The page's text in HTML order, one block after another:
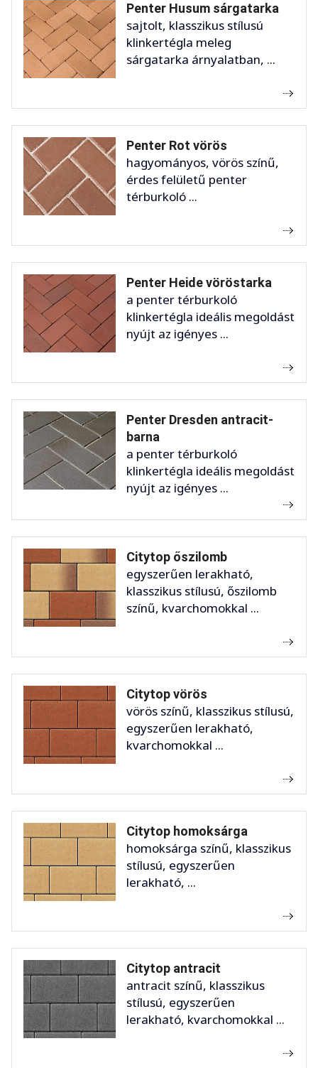
Penter Husum sárgatarka
sajtolt, klasszikus stílusú
klinkertégla meleg
sárgatarka árnyalatban, ...
Penter Rot vörös
hagyományos, vörös színű,
érdes felületű penter
térburkoló ...
Penter Heide vöröstarka
a penter térburkoló
klinkertégla ideális megoldást
nyújt az igényes ...
Penter Dresden antracit-
barna
a penter térburkoló
klinkertégla ideális megoldást
nyújt az igényes ...
Citytop őszilomb
egyszerűen lerakható,
klasszikus stílusú, őszilomb
színű, kvarchomokkal ...
Citytop vörös
vörös színű, klasszikus stílusú,
egyszerűen lerakható,
kvarchomokkal ...
Citytop homoksárga
homoksárga színű, klasszikus
stílusú, egyszerűen
lerakható, ...
Citytop antracit
antracit színű, klasszikus
stílusú, egyszerűen
lerakható, kvarchomokkal ...